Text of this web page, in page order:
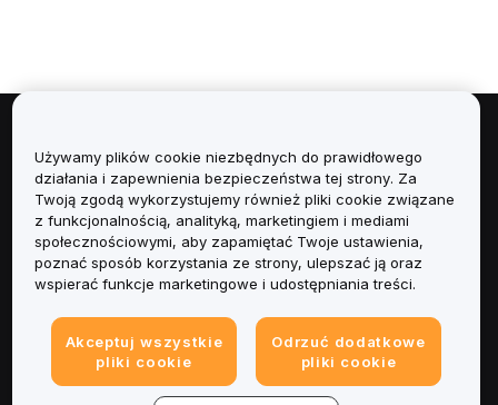
Informacje
Usługi
Obsługa Klienta
Informacje prawne
Używamy plików cookie niezbędnych do prawidłowego
działania i zapewnienia bezpieczeństwa tej strony. Za
Twoją zgodą wykorzystujemy również pliki cookie związane
z funkcjonalnością, analityką, marketingiem i mediami
społecznościowymi, aby zapamiętać Twoje ustawienia,
poznać sposób korzystania ze strony, ulepszać ją oraz
wspierać funkcje marketingowe i udostępniania treści.
Akceptuj wszystkie
pliki cookie
Odrzuć dodatkowe
pliki cookie